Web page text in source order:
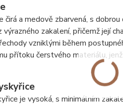
čirá a medově zbarvená, s
zakalení, přičemž její
vzniklými během
přítoku čerstvého materiálu,
je vysoká, s minimálním